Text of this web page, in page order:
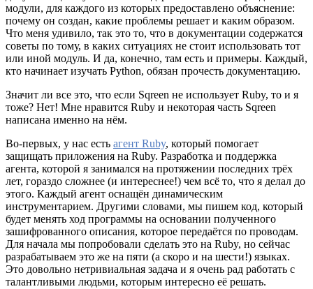
модули, для каждого из которых предоставлено объяснение:
почему он создан, какие проблемы решает и каким образом.
Что меня удивило, так это то, что в документации содержатся
советы по тому, в каких ситуациях не стоит использовать тот
или иной модуль. И да, конечно, там есть и примеры. Каждый,
кто начинает изучать Python, обязан прочесть документацию.
Значит ли все это, что если Sqreen не использует Ruby, то и я
тоже? Нет! Мне нравится Ruby и некоторая часть Sqreen
написана именно на нём.
Во-первых, у нас есть агент Ruby, который помогает
защищать приложения на Ruby. Разработка и поддержка
агента, которой я занимался на протяжении последних трёх
лет, гораздо сложнее (и интереснее!) чем всё то, что я делал до
этого. Каждый агент оснащён динамическим
инструментарием. Другими словами, мы пишем код, который
будет менять ход программы на основании полученного
зашифрованного описания, которое передаётся по проводам.
Для начала мы попробовали сделать это на Ruby, но сейчас
разрабатываем это же на пяти (а скоро и на шести!) языках.
Это довольно нетривиальная задача и я очень рад работать с
талантливыми людьми, которым интересно её решать.